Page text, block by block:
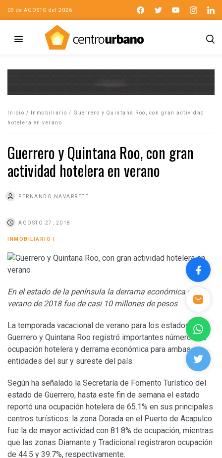
09 de AGOSTO del 2026
Inicio / Inmobiliario / Guerrero y Quintana Roo, con gran actividad
hotelera en verano
Guerrero y Quintana Roo, con gran
actividad hotelera en verano
FERNANDO NAVARRETE
AGOSTO 27, 2018
INMOBILIARIO
En el estado de la península la derrama económica en el
verano de 2018 fue de casi 10 millones de pesos
La temporada vacacional de verano para los estados de
Guerrero y Quintana Roo registró importantes números de
ocupación hotelera y derrama económica para ambas
entidades del sur y sureste del país.
Según ha señalado la Secretaría de Fomento Turístico del
estado de Guerrero, hasta este fin de semana el estado
reportó una ocupación hotelera de 65.1% en sus principales
centros turísticos: la zona Dorada en el Puerto de Acapulco
fue la de mayor actividad con 81.8% de ocupación, mientras
que las zonas Diamante y Tradicional registraron ocupación
de 44.5 y 39.7%, respectivamente.